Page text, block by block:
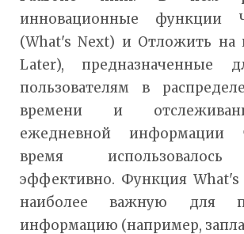
инновационные функции
(What's Next) и Отложить на
Later), предназначенные
пользователям в
времени и
ежедневной информации
время использовалось
эффективно. Функция What's
наиболее важную для
информацию (например,